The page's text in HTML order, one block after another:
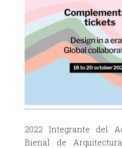
2022 Integrante del
Bienal de